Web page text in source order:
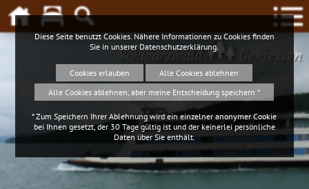
Schwarzwald Geniessen
Diese Seite benutzt Cookies. Nähere Informationen zu Cookies finden
Sie in unserer Datenschutzerklärung
Cookies erlauben
Alle Cookies ablehnen
Alle Cookies ablehnen, aber meine Entscheidung speichern *
* Zum Speichern Ihrer Ablehnung wird ein einzelner anonymer Cookie
bei Ihnen gesetzt, der 30 Tage gültig ist und der keinerlei persönliche
Daten über Sie enthält.